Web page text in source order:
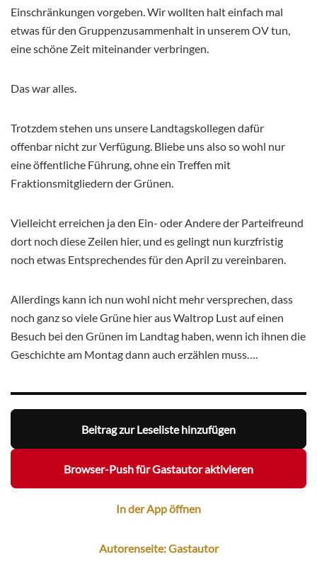
Einschränkungen vorgeben. Wir wollten halt einfach mal
etwas für den Gruppenzusammenhalt in unserem OV tun,
eine schöne Zeit miteinander verbringen.
Das war alles.
Trotzdem stehen uns unsere Landtagskollegen dafür
offenbar nicht zur Verfügung. Bliebe uns also so wohl nur
eine öffentliche Führung, ohne ein Treffen mit
Fraktionsmitgliedern der Grünen.
Vielleicht erreichen ja den Ein- oder Andere der Parteifreund
dort noch diese Zeilen hier, und es gelingt nun kurzfristig
noch etwas Entsprechendes für den April zu vereinbaren.
Allerdings kann ich nun wohl nicht mehr versprechen, dass
noch ganz so viele Grüne hier aus Waltrop Lust auf einen
Besuch bei den Grünen im Landtag haben, wenn ich ihnen die
Geschichte am Montag dann auch erzählen muss….
Beitrag zur Leseliste hinzufügen
Browser-Push für Gastautor aktivieren
In der App öffnen
Autorenseite: Gastautor